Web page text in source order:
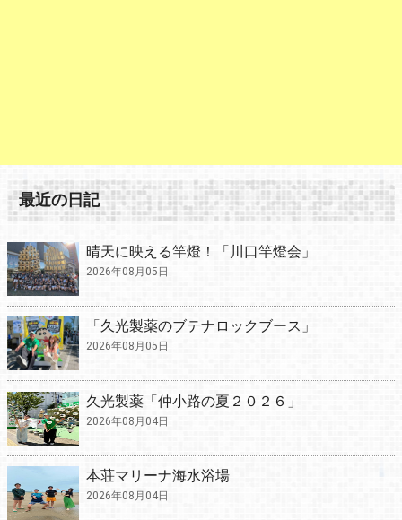
最近の日記
晴天に映える竿燈！「川口竿燈会」
2026年08月05日
「久光製薬のブテナロックブース」
2026年08月05日
久光製薬「仲小路の夏２０２６」
2026年08月04日
本荘マリーナ海水浴場
2026年08月04日